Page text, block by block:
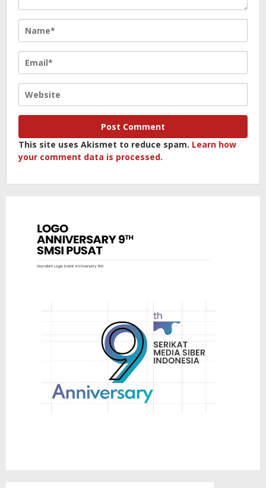
This site uses Akismet to reduce spam. Learn how
your comment data is processed.